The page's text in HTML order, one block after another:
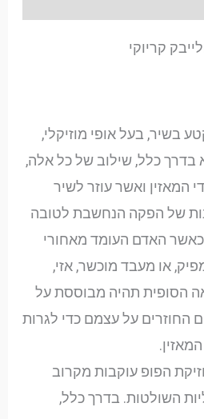
קריוקי
בשיר, בעל אופי מוזיקלי,
בדרך כלל, שילוב של כל אלה,
המאזין ואשר עוזר לשיר
של הפקה הנחשבת לטובה
כאשר האדם העומד מאחורי
או מעבד מוכשר, אזי,
הסופית תהיה מבוססת על
החוזרים על עצמם כדי לגרות
הפופ עוקבות מקרוב
השולטות. בדרך כלל,